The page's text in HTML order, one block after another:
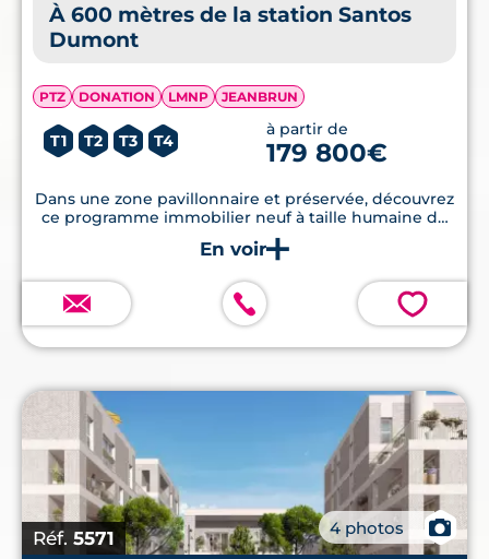
À 600 mètres de la station Santos
Dumont
PTZ DONATION LMNP JEANBRUN
T1 T2 T3 T4
à partir de
179 800€
Dans une zone pavillonnaire et préservée, découvrez
ce programme immobilier neuf à taille humaine de
17 appartements du T1 au T4 aux prestations qui
riment avec confort et bien-être.
💗
Réf. 5571 4 photos
📷